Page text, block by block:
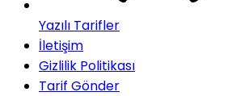
Yazılı Tarifler
İletişim
Gizlilik Politikası
Tarif Gönder